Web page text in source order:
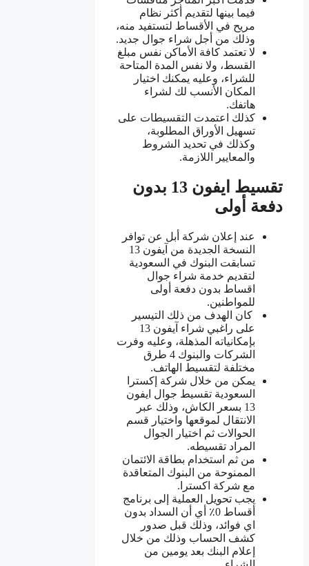
فيما بينها لتقديم أكثر نظام
مريح في الأقساط لتستفيد منه،
وذلك من أجل شراء جوال جديد.
لا تعتمد كافة الأماكن نفس مبلغ
القسط، ولا نفس المدة المتاحة
للشراء، وعليه يمكنك اختيار
المكان الأنسب لك لشراء
هاتفك.
كذلك اعتمدت التقسيطات على
تسهيل الأوراق المطلوبة،
وكذلك في تحديد الشروط
والمعايير اللازمة.
تقسيط ايفون 13 بدون
دفعة أولى
عند إعلان شركة أبل عن توافر
النسخة الجديدة من آيفون 13
تسابقت البنوك في السعودية
لتقديم خدمة شراء جوال
اقساط بدون دفعة أولى
للمواطنين.
كان الهدف من ذلك التيسير
على راغبي شراء آيفون 13
بإمكانياته المذهلة، وعليه وفرت
الشركات والبنوك 4 طرق
مختلفة لتقسيط الهاتف.
يمكن من خلال شركة إكسترا
السعودية تقسيط جوال ايفون
13 بسعر الكاش، وذلك عبر
الانتقال لموقعها واختيار قسم
الحوالات ثم اختيار الجوال
المراد تقسيطه.
من ثم استخدام بطاقة الائتمان
الممنوحة من البنوك المتعاقدة
مع شركة اكسترا.
يجب تحويل العملية إلى برنامج
أقساط 0٪ أي أن السداد بدون
اي فوائد، وذلك قبل صدور
كشف الحساب وذلك من خلال
إعلام البنك بعد يومين من